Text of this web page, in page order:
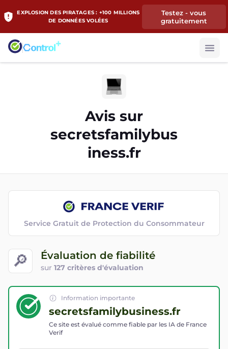
EXPLOSION DES PIRATAGES : +100 MILLIONS
DE DONNÉES VOLÉES
Testez - vous
gratuitement
Avis sur
secretsfamilybus
iness.fr
🔎 Évaluation de fiabilité
sur 127 critères d'évaluation
Service Gratuit de Protection du Consommateur
Information importante
secretsfamilybusiness.fr
Ce site est évalué comme fiable par les IA de France
Verif